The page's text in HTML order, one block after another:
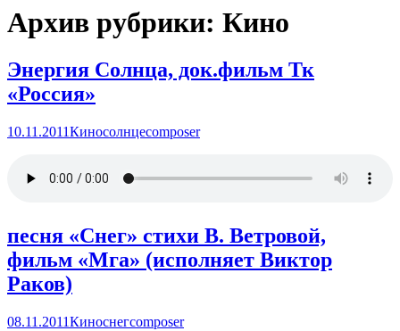
Архив рубрики: Кино
Энергия Солнца, док.фильм Тк
«Россия»
10.11.2011Киносолнцеcomposer
песня «Снег» стихи В. Ветровой,
фильм «Мга» (исполняет Виктор
Раков)
08.11.2011Киноснегcomposer